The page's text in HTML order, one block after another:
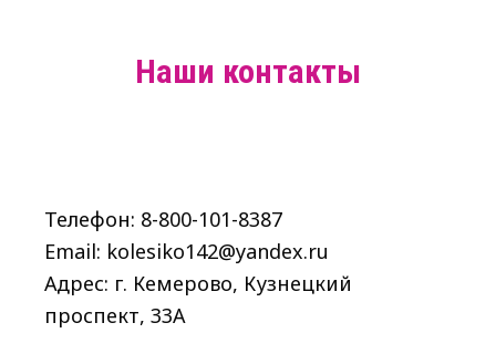
Наши контакты
Телефон: 8-800-101-8387
Email: kolesiko142@yandex.ru
Адрес: г. Кемерово, Кузнецкий
проспект, 33A